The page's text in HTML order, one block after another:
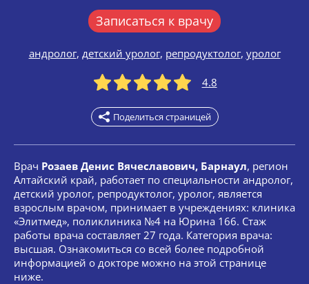
Записаться к врачу
андролог, детский уролог, репродуктолог, уролог
4.8
Поделиться страницей
Врач Розаев Денис Вячеславович, Барнаул, регион
Алтайский край, работает по специальности андролог,
детский уролог, репродуктолог, уролог, является
взрослым врачом, принимает в учреждениях: клиника
«Элитмед», поликлиника №4 на Юрина 166. Стаж
работы врача составляет 27 года. Категория врача:
высшая. Ознакомиться со всей более подробной
информацией о докторе можно на этой странице
ниже.